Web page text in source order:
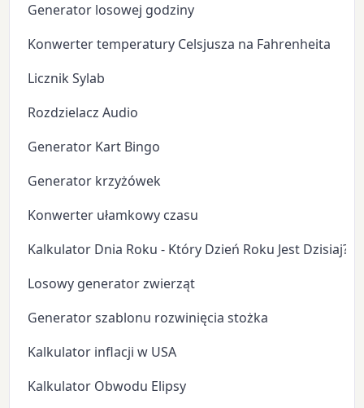
Generator losowej godziny
Konwerter temperatury Celsjusza na Fahrenheita
Licznik Sylab
Rozdzielacz Audio
Generator Kart Bingo
Generator krzyżówek
Konwerter ułamkowy czasu
Kalkulator Dnia Roku - Który Dzień Roku Jest Dzisiaj?
Losowy generator zwierząt
Generator szablonu rozwinięcia stożka
Kalkulator inflacji w USA
Kalkulator Obwodu Elipsy